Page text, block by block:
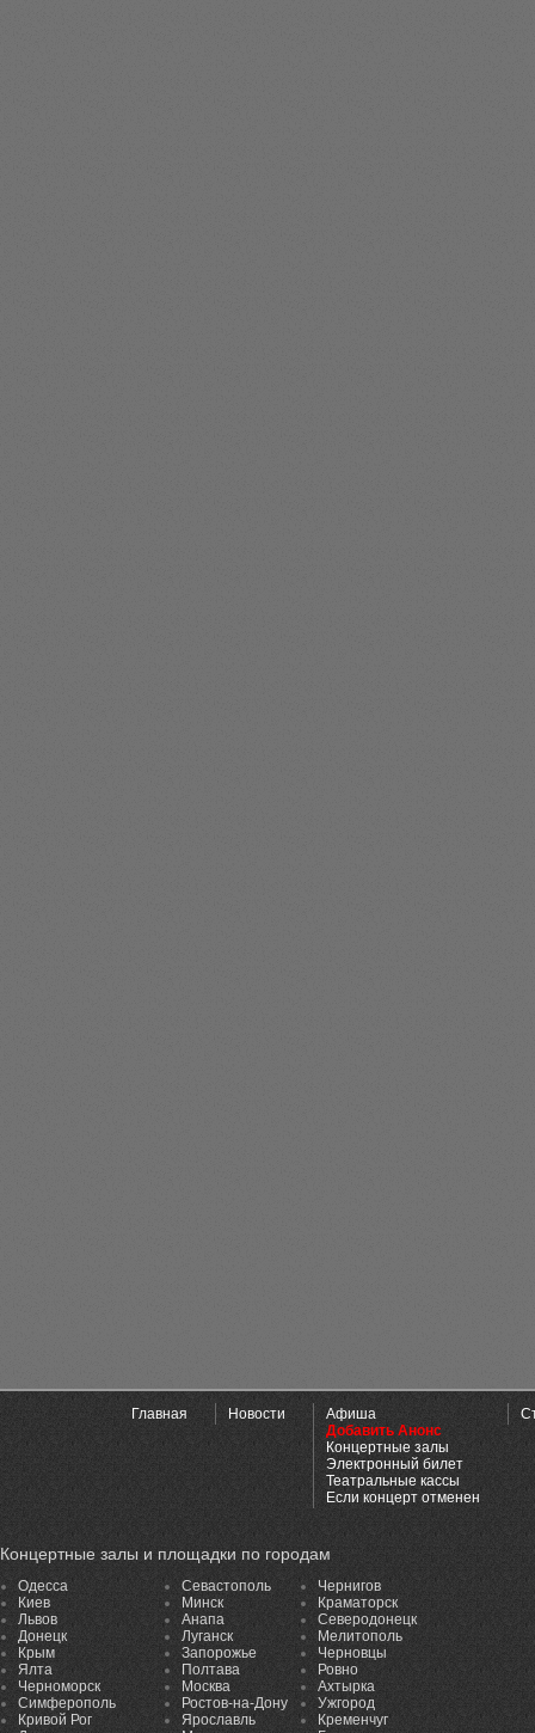
Главная Новости
Афиша
Добавить Анонс
Концертные залы
Электронный билет
Театральные кассы
Если концерт отменен
Концертные залы и площадки по городам
Одесса
Киев
Львов
Донецк
Крым
Ялта
Черноморск
Симферополь
Кривой Рог
Севастополь
Минск
Анапа
Луганск
Запорожье
Полтава
Москва
Ростов-на-Дону
Ярославль
Чернигов
Краматорск
Северодонецк
Мелитополь
Черновцы
Ровно
Ахтырка
Ужгород
Кременчуг